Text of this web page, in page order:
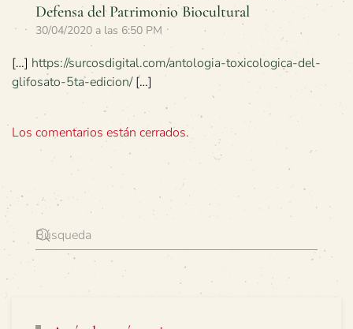
Defensa del Patrimonio Biocultural
30/04/2020 a las 6:50 PM
[…] https://surcosdigital.com/antologia-toxicologica-del-
glifosato-5ta-edicion/[…]
Los comentarios están cerrados.